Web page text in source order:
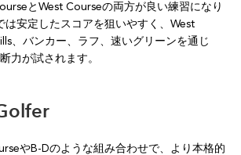
とWest Courseの両方が良い練習になり
は安定したスコアを狙いやすく、West
、バンカー、ラフ、速いグリーンを通じ
力が試されます。
やB-Dのような組み合わせで、より本格的